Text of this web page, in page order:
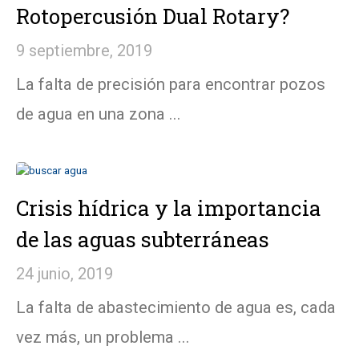
Rotopercusión Dual Rotary?
9 septiembre, 2019
La falta de precisión para encontrar pozos
de agua en una zona ...
Crisis hídrica y la importancia
de las aguas subterráneas
24 junio, 2019
La falta de abastecimiento de agua es, cada
vez más, un problema ...